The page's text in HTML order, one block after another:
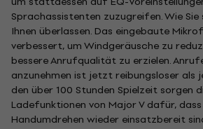
Sprachassistenten zuzugreifen. Wie
Ihnen überlassen. Das eingebaute
verbessert, um Windgeräusche zu
bessere Anrufqualität zu erzielen.
anzunehmen ist jetzt reibungsloser als
den über 100 Stunden Spielzeit sorgen
Ladefunktionen von Major V dafür, dass
Handumdrehen wieder einsatzbereit